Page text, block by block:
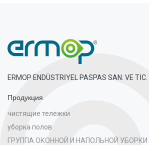
ERMOP ENDÜSTRİYEL PASPAS SAN. VE TİC.
Продукция
чистящие тележки
уборка полов
ГРУППА ОКОННОЙ И НАПОЛЬНОЙ УБОРКИ